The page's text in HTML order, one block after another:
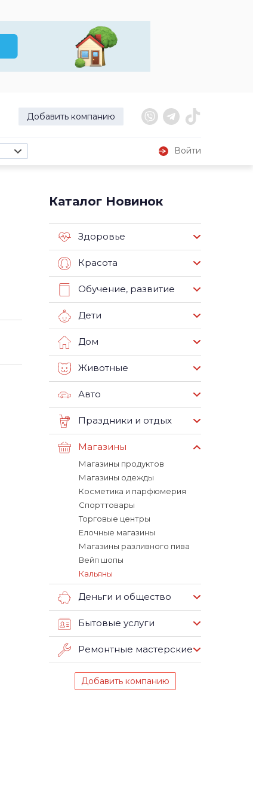
Добавить компанию
Войти
Каталог Новинок
Здоровье
Красота
Обучение, развитие
Дети
Дом
Животные
Авто
Праздники и отдых
Магазины
Магазины продуктов
Магазины одежды
Косметика и парфюмерия
Спорттовары
Торговые центры
Елочные магазины
Магазины разливного пива
Вейп шопы
Кальяны
Деньги и общество
Бытовые услуги
Ремонтные мастерские
Добавить компанию